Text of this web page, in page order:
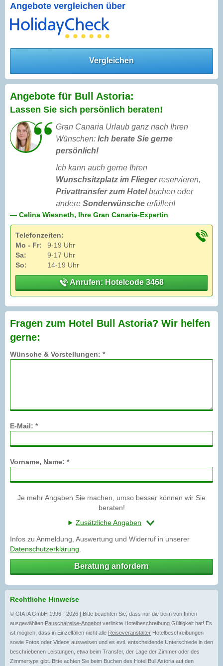
Angebote vergleichen über
Vergleichen
Angebote für Bull Astoria:
Lassen Sie sich persönlich beraten!
Gran Canaria Urlaub ganz nach Ihren
Wünschen: Ich berate Sie gerne
persönlich!
Ich kann auch gerne Ihren
Wunschsitzplatz im Fliegerreservieren,
Privattransfer zum Hotelbuchen oder
andere Sonderwünsche erfüllen!
— Celina Wiesneth, Ihre Gran Canaria-Expertin
Telefonzeiten:
Mo - Fr:
9-19 Uhr
Sa:
9-17 Uhr
So:
14-19 Uhr
Anrufen: Hotelcode 3468
Fragen zum Hotel Bull Astoria? Wir helfen
gerne:
Wünsche & Vorstellungen: *
E-Mail: *
Vorname, Name: *
Je mehr Angaben Sie machen, umso besser können wir Sie
beraten!
Zusätzliche Angaben
Infos zu Anmeldung, Auswertung und Widerruf in unserer
Datenschutzerklärung
Beratung anfordern
Rechtliche Hinweise
© GIATA GmbH 1996 - 2026 | Bitte beachten Sie, dass nur die beim von Ihnen
ausgewählten Pauschalreise-Angebot verlinkte Hotelbeschreibung Gültigkeit hat! Es
ist möglich, dass in Einzelfällen nicht alle Reiseveranstalter Hotelbeschreibungen
sowie Fotos oder Videos ausweisen und es evtl. entscheidende Unterschiede in den
beschriebenen Leistungen, etwa beim Transfer, der Lage der Zimmer oder des
Zimmertyps gibt. Bitte achten Sie beim Buchen des Hotel Bull Astoria auf den